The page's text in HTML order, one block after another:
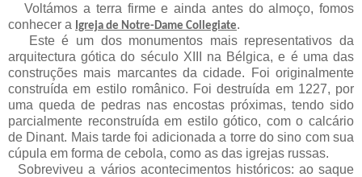
Voltámos a terra firme e ainda antes do almoço, fomos
conhecer a Igreja de Notre-Dame Collegiate.
Este é um dos monumentos mais representativos da
arquitectura gótica do século XIII na Bélgica, e é uma das
construções mais marcantes da cidade. Foi originalmente
construída em estilo românico. Foi destruída em 1227, por
uma queda de pedras nas encostas próximas, tendo sido
parcialmente reconstruída em estilo gótico, com o calcário
de Dinant. Mais tarde foi adicionada a torre do sino com sua
cúpula em forma de cebola, como as das igrejas russas.
Sobreviveu a vários acontecimentos históricos: ao saque